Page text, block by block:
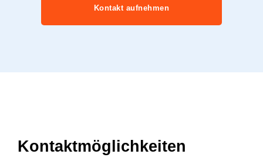
Kontakt aufnehmen
Kontaktmöglichkeiten